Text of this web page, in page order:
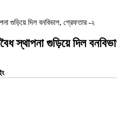
গুড়িয়ে দিল বনবিভাগ, গ্রেফতার -২
স্থাপনা গুড়িয়ে দিল